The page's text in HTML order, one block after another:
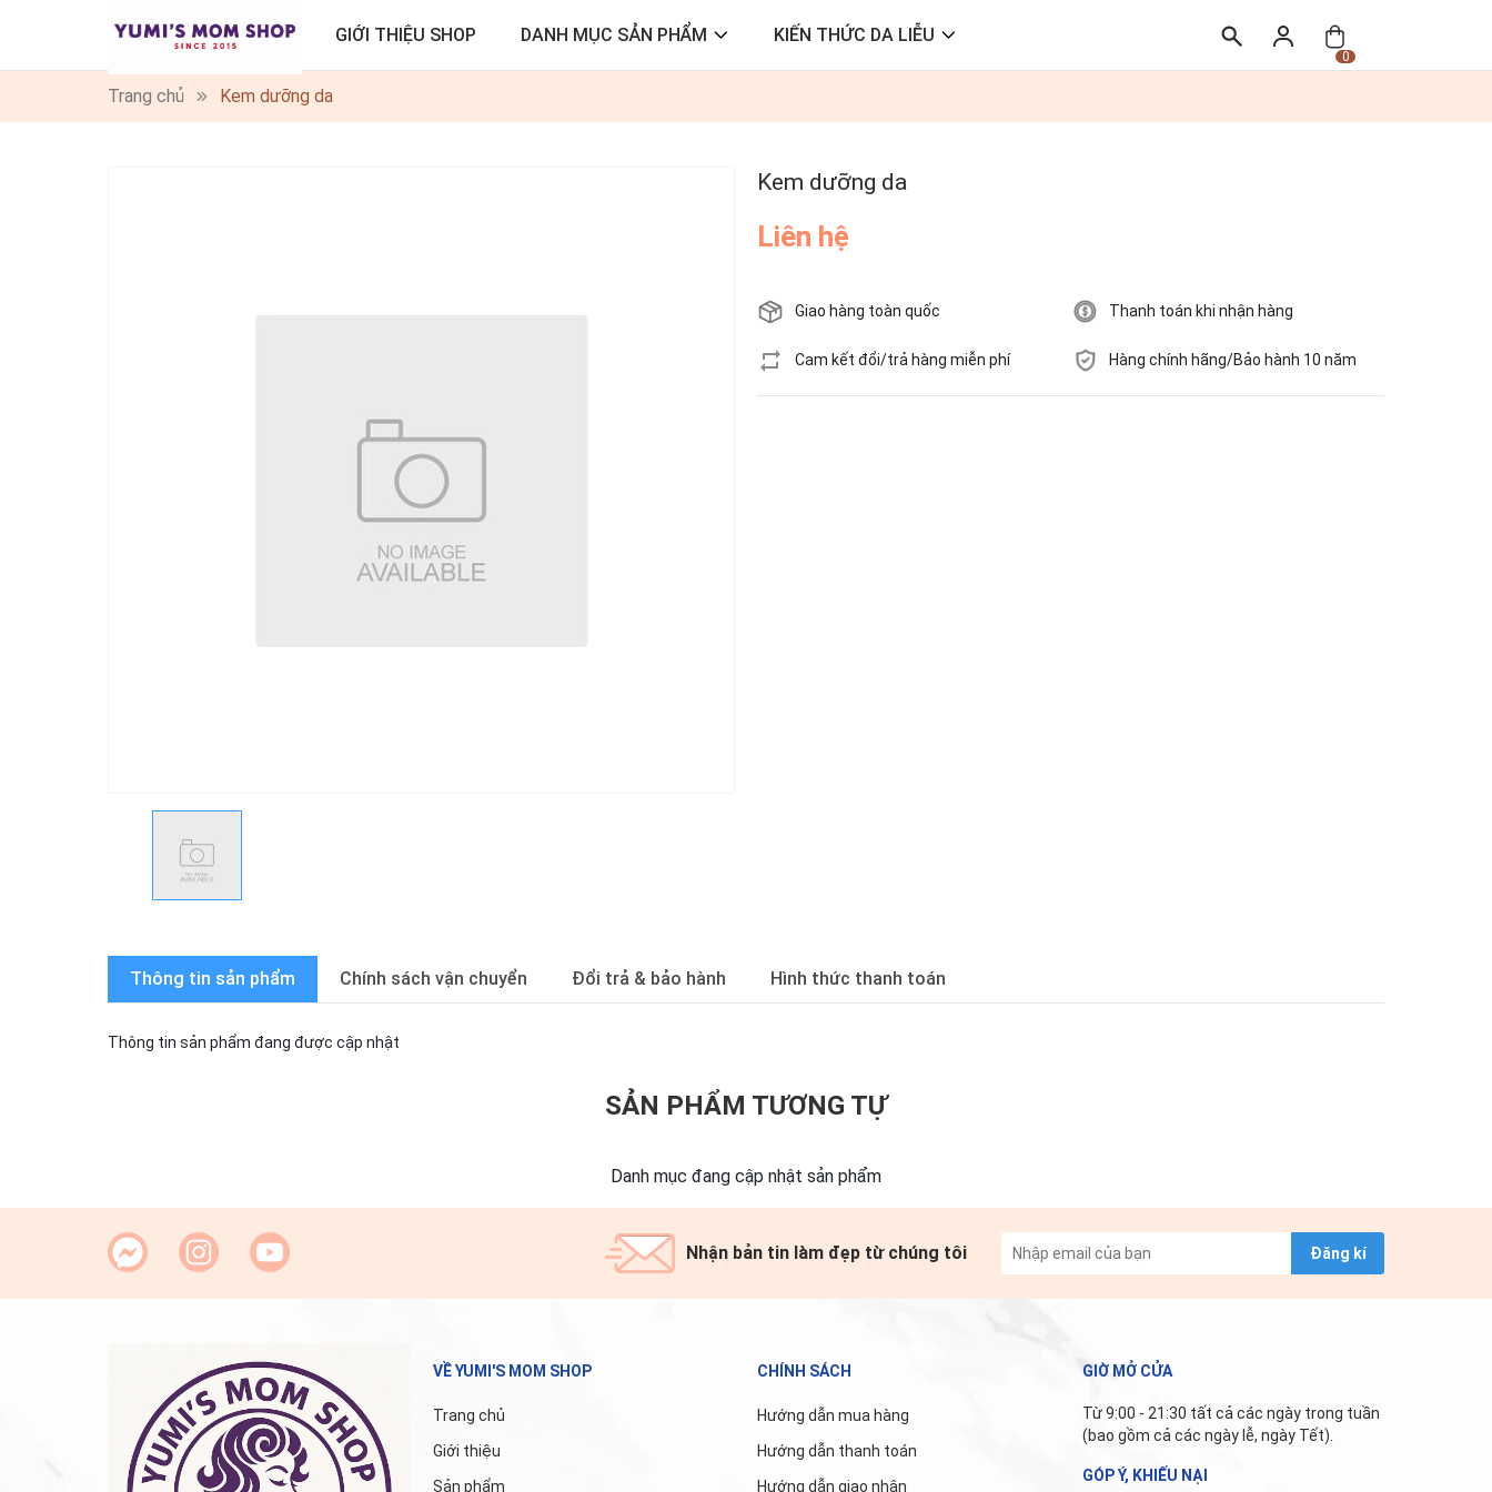
GIỚI THIỆU SHOP DANH MỤC SẢN PHẨM KIẾN THỨC DA LIỄU
0
Trang chủ Kem dưỡng da
Kem dưỡng da
Liên hệ
Giao hàng toàn quốc Thanh toán khi nhận hàng
Cam kết đổi/trả hàng miễn phí Hàng chính hãng/Bảo hành 10 năm
Thông tin sản phẩm Chính sách vận chuyển Đổi trả & bảo hành Hình thức thanh toán
Thông tin sản phẩm đang được cập nhật
SẢN PHẨM TƯƠNG TỰ
Danh mục đang cập nhật sản phẩm
Nhận bản tin làm đẹp từ chúng tôi Đăng kí
VỀ YUMI'S MOM SHOP
Trang chủ
Giới thiệu
Sản phẩm
CHÍNH SÁCH
Hướng dẫn mua hàng
Hướng dẫn thanh toán
Hướng dẫn giao nhận
GIỜ MỞ CỬA
Từ 9:00 - 21:30 tất cả các ngày trong tuần
(bao gồm cả các ngày lễ, ngày Tết).
GÓP Ý, KHIẾU NẠI